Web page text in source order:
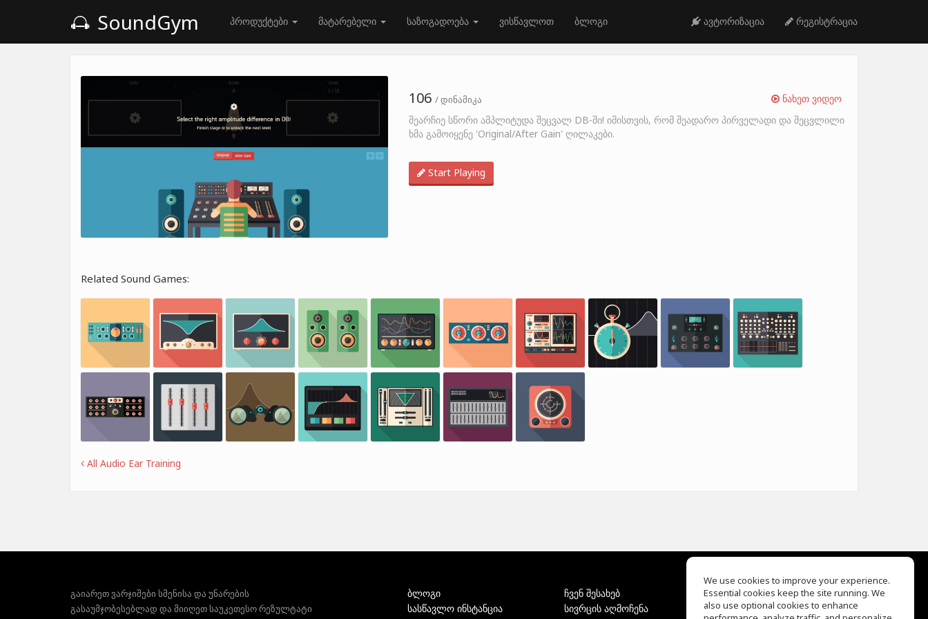
SoundGym პროდუქტები მატარებელი საზოგადოება ვისწავლოთ ბლოგი ავტორიზაცია რეგისტრაცია
ნახეთ ვიდეო
106 / დინამიკა
შეარჩიე სწორი ამპლიტუდა შეცვალ DB-ში! იმისთვის, რომ შეადარო პირველადი და შეცვლილი
ხმა გამოიყენე 'Original/After Gain' ღილაკები.
Start Playing
Related Sound Games:
All Audio Ear Training
გაიარეთ ვარჯიშები სმენისა და უნარების
გასაუმჯობესებლად და მიიღეთ საუკეთესო რეზულტატი
ბლოგი
სასწავლო ინსტანცია
ჩვენ შესახებ
სივრცის აღმოჩენა
EQ Ear Training
Drum Machine
We use cookies to improve your experience.
Essential cookies keep the site running. We
also use optional cookies to enhance